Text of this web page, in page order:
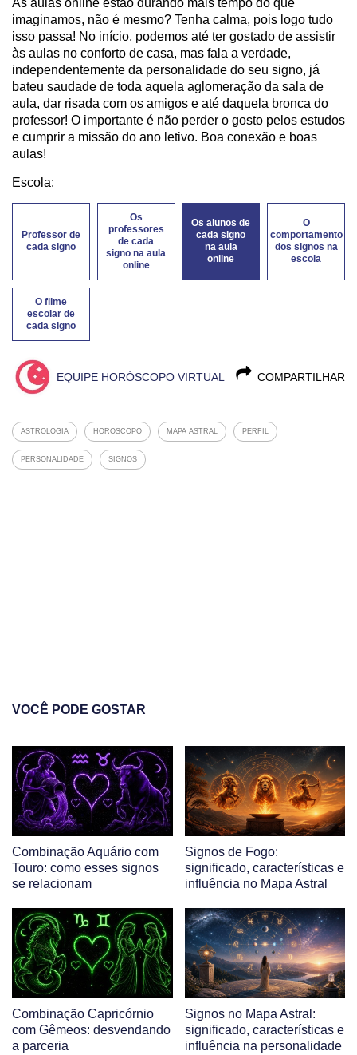
imaginamos, não é mesmo? Tenha calma, pois logo tudo
isso passa! No início, podemos até ter gostado de assistir
às aulas no conforto de casa, mas fala a verdade,
independentemente da personalidade do seu signo, já
bateu saudade de toda aquela aglomeração da sala de
aula, dar risada com os amigos e até daquela bronca do
professor! O importante é não perder o gosto pelos estudos
e cumprir a missão do ano letivo. Boa conexão e boas
aulas!
Escola:
Professor de
cada signo
Os
professores
de cada
signo na aula
online
Os alunos de
cada signo
na aula
online
O
comportamento
dos signos na
escola
O filme
escolar de
cada signo
COMPARTILHAR
EQUIPE HORÓSCOPO VIRTUAL
ASTROLOGIA HOROSCOPO MAPA ASTRAL PERFIL
PERSONALIDADE SIGNOS
VOCÊ PODE GOSTAR
Combinação Aquário com
Touro: como esses signos
se relacionam
Signos de Fogo:
significado, características e
influência no Mapa Astral
Combinação Capricórnio
com Gêmeos: desvendando
a parceria
Signos no Mapa Astral:
significado, características e
influência na personalidade